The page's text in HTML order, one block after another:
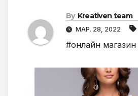
By Kreativen team
МАР. 28, 2022
#онлайн магазин